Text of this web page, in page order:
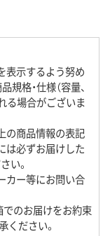
表示するよう努め
格・仕様（容量、
る場合がございま
の商品情報の表記
は必ずお届けした
い。
カー等にお問い合
でのお届けをお約束
ください。